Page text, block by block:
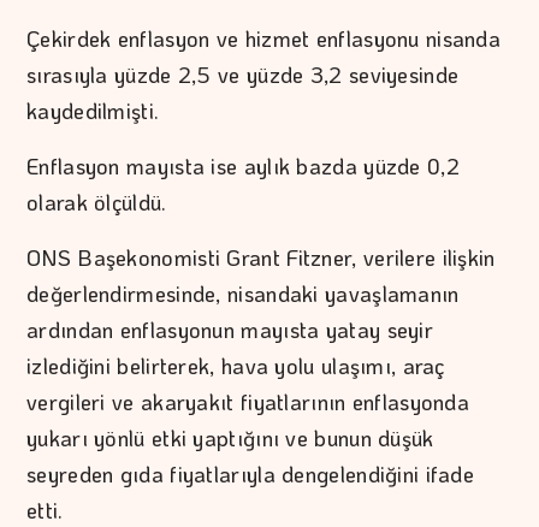
Çekirdek enflasyon ve hizmet enflasyonu nisanda
sırasıyla yüzde 2,5 ve yüzde 3,2 seviyesinde
kaydedilmişti.
Enflasyon mayısta ise aylık bazda yüzde 0,2
olarak ölçüldü.
ONS Başekonomisti Grant Fitzner, verilere ilişkin
değerlendirmesinde, nisandaki yavaşlamanın
ardından enflasyonun mayısta yatay seyir
izlediğini belirterek, hava yolu ulaşımı, araç
vergileri ve akaryakıt fiyatlarının enflasyonda
yukarı yönlü etki yaptığını ve bunun düşük
seyreden gıda fiyatlarıyla dengelendiğini ifade
etti.